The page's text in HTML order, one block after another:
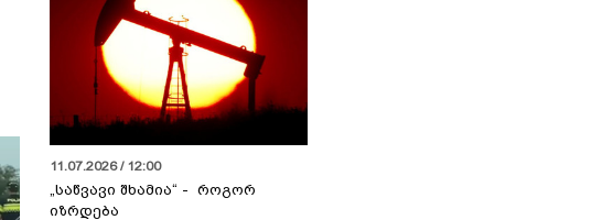
11.07.2026 / 12:00
„საწვავი შხამია“ - როგორ
იზრდება